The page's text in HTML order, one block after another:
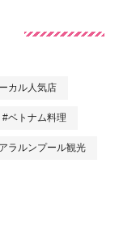
カル人気店
#ベトナム料理
ラルンプール観光